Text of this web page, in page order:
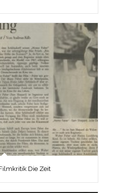
Die Zeit